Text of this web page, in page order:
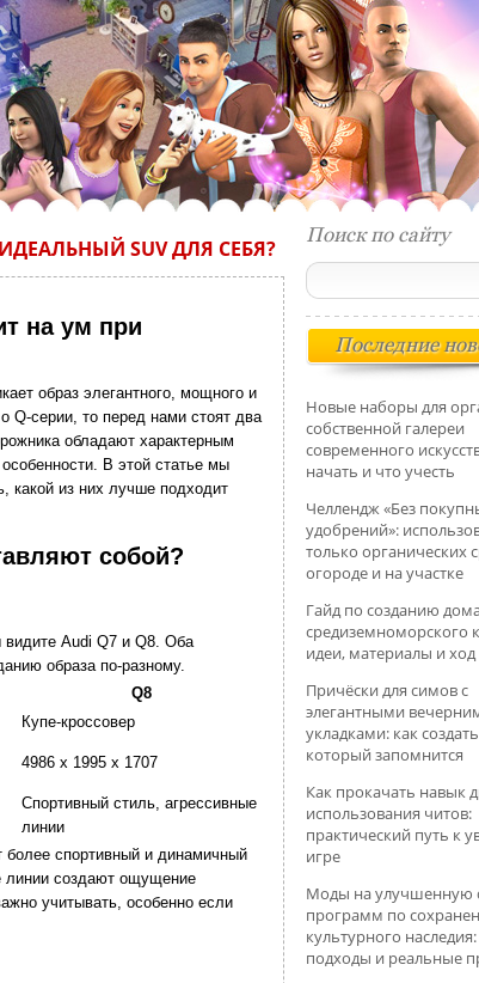
SUV ДЛЯ СЕБЯ?
на ум при
образ элегантного, мощного и
Q-серии, то перед нами стоят два
обладают характерным
В этой статье мы
какой из них лучше подходит
собой?
видите Audi Q7 и Q8. Оба
образа по-разному.
Q8
Купе-кроссовер
4986 x 1995 x 1707
Спортивный стиль, агрессивные
линии
более спортивный и динамичный
линии создают ощущение
учитывать, особенно если
Поиск по сайту
Последние
Новые наборы для
собственной галереи
современного
начать и что учесть
Челлендж «Без
удобрений»:
только органических
огороде и на участке
Гайд по созданию
средиземноморского
идеи, материалы и ход
Причёски для симов с
элегантными
укладками: как
который запомнится
Как прокачать навык
использования читов:
практический путь к
игре
Моды на улучшенную
программ по
культурного
подходы и реальные